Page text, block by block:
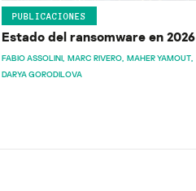
PUBLICACIONES
Estado del ransomware en 2026
FABIO ASSOLINI MARC RIVERO MAHER YAMOUT
DARYA GORODILOVA